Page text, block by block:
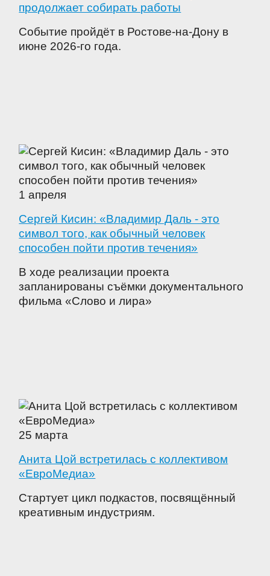
продолжает собирать работы
Событие пройдёт в Ростове-на-Дону в
июне 2026-го года.
1 апреля
Сергей Кисин: «Владимир Даль - это
символ того, как обычный человек
способен пойти против течения»
В ходе реализации проекта
запланированы съёмки документального
фильма «Слово и лира»
25 марта
Анита Цой встретилась с коллективом
«ЕвроМедиа»
Стартует цикл подкастов, посвящённый
креативным индустриям.